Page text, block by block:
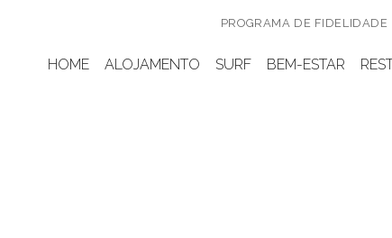
PROGRAMA DE FIDELIDADE
HOME ALOJAMENTO SURF BEM-ESTAR